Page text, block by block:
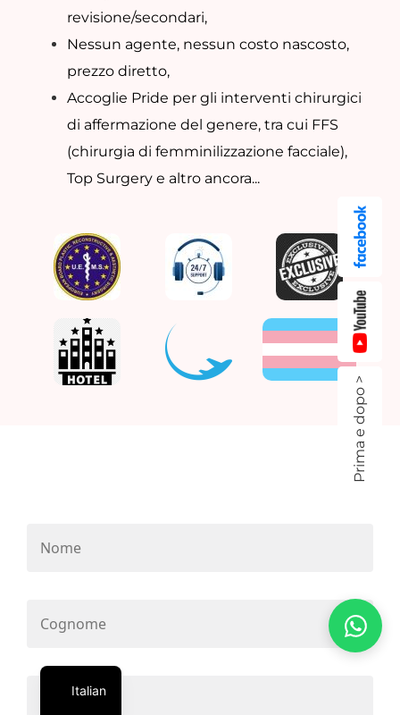
revisione/secondari,
Nessun agente, nessun costo nascosto,
prezzo diretto,
Accoglie Pride per gli interventi chirurgici
di affermazione del genere, tra cui FFS
(chirurgia di femminilizzazione facciale),
Top Surgery e altro ancora...
Prima e dopo >
Italian